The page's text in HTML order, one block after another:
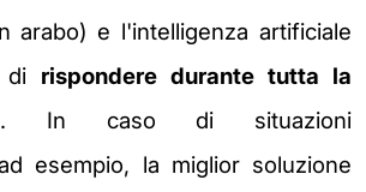
arabo) e l'intelligenza artificiale
di rispondere durante tutta la
. In caso di situazioni
esempio, la miglior soluzione